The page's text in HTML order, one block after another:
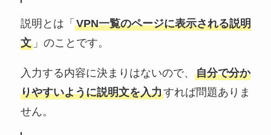
説明とは「 VPN一覧のページに表示される説明
文」のことです。
入力する内容に決まりはないので、 自分で分か
りやすいように説明文を入力すれば問題ありま
せん。